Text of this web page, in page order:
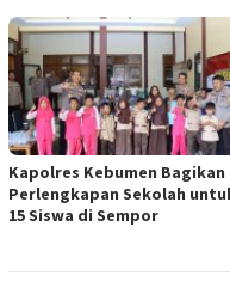
Kapolres Kebumen Bagikan
Perlengkapan Sekolah
15 Siswa di Sempor